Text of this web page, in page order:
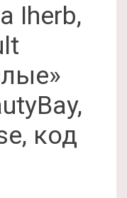
Iherb,
код